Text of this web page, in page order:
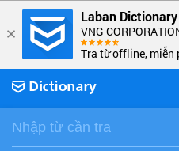
Laban Dictionary
VNG
Tra từ offline, miễn